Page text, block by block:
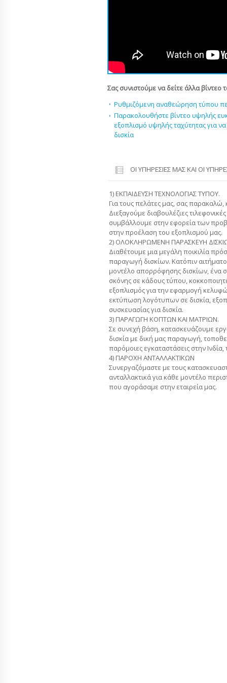
Σας συνιστούμε να δείτε άλλα βίντεο
Ρυθμιζόμενη αναθεώρηση τύπου
Παρακολουθήστε βίντεο υψηλής
εξοπλισμό υψηλής ταχύτητας για
δισκία
ΟΙ ΥΠΗΡΕΣΊΕΣ ΜΑΣ ΚΑΙ ΟΙ
1) ΕΚΠΑΙΔΕΥΣΗ ΤΕΧΝΟΛΟΓΙΑΣ ΤΥΠΟΥ.
Για τους πελάτες μας, σας
Διεξαγούμε διαβουλέζιες
συμβάλλουμε στην εφορεία των
στην προέλαση του εξοπλισμού μας.
2) ΟΛΟΚΛΗΡΩΜΕΝΗ ΠΑΡΑΣΚΕΥΗ
Διαθέτουμε μια μεγάλη ποικιλία
παραγωγή δισκίων. Κατόπιν
μοντέλο απορρόφησης δισκίων, ένα
σκόνης σε κάδους τύπου,
εξοπλισμός για την εφαρμογή
εκτύπωση λογότυπων σε δισκία,
συσκευασίας για δισκία.
3) ΠΑΡΑΓΩΓΗ ΚΟΠΤΩΝ ΚΑΙ ΜΑΤΡΙΩΝ.
Σε συνεχή βάση, κατασκευάζουμε
δισκία με δική μας παραγωγή,
παρόμοιες εγκαταστάσεις στην Ινδία,
4) ΠΑΡΟΧΗ ΑΝΤΑΛΛΑΚΤΙΚΩΝ
Συνεργαζόμαστε με τους
ανταλλακτικά για κάθε μοντέλο
που αγοράσαμε στην εταιρεία μας.